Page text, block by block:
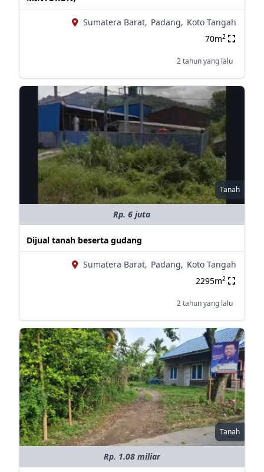
Sumatera Barat, Padang, Koto Tangah
70m2
2 tahun yang lalu
Tanah
Rp. 6 juta
Dijual tanah beserta gudang
Sumatera Barat, Padang, Koto Tangah
2295m2
2 tahun yang lalu
Tanah
Rp. 1.08 miliar